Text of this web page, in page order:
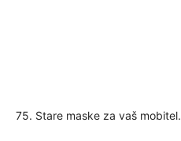
75. Stare maske za vaš mobitel.